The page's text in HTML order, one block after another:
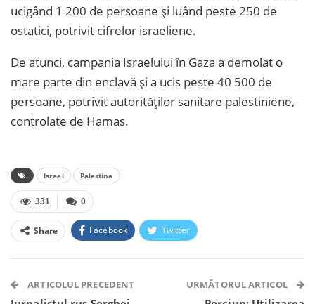
ucigând 1 200 de persoane și luând peste 250 de
ostatici, potrivit cifrelor israeliene.
De atunci, campania Israelului în Gaza a demolat o
mare parte din enclavă și a ucis peste 40 500 de
persoane, potrivit autorităților sanitare palestiniene,
controlate de Hamas.
Israel Palestina
0
331
Share Facebook Twitter
Telegram WhatsApp Viber
ARTICOLUL PRECEDENT URMĂTORUL ARTICOL